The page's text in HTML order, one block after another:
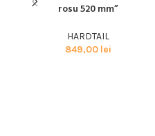
rosu 520 mm”
HARDTAIL
849,00 lei